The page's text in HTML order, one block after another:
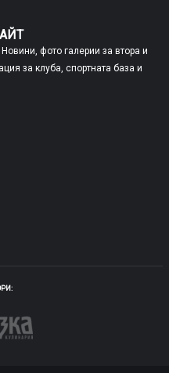
фото галерии за втора и
за клуба, спортната база и